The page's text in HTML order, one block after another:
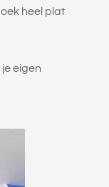
heel plat
eigen